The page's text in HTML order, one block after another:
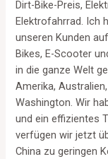
Dirt-Bike-Preis,
Elektrofahrrad. Ich
unseren Kunden
Bikes, E-Scooter
in die ganze Welt
Amerika,
Washington. Wir
und ein effizientes
verfügen wir jetzt
China zu geringen